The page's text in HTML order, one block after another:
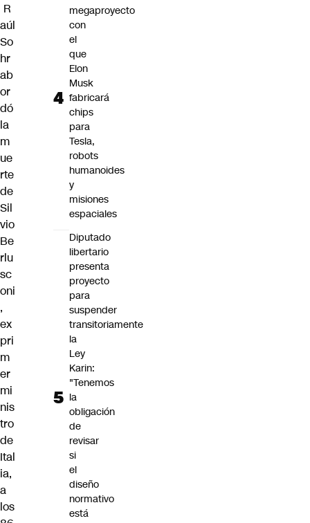
R
aúl
So
hr
ab
or
dó
la
m
ue
rte
de
Sil
vio
Be
rlu
sc
oni
,
ex
pri
m
er
mi
nis
tro
de
Ital
ia,
a
los
megaproyecto
con
el
que
Elon
Musk
fabricará
chips
para
Tesla,
robots
humanoides
y
misiones
espaciales
Diputado
libertario
presenta
proyecto
para
suspender
transitoriamente
la
Ley
Karin:
"Tenemos
la
obligación
de
revisar
si
el
diseño
normativo
está